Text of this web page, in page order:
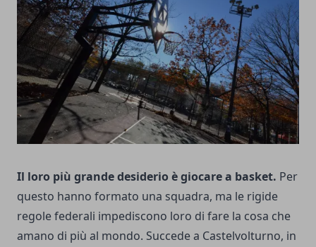
Il loro più grande desiderio è giocare a basket. Per
questo hanno formato una squadra, ma le rigide
regole federali impediscono loro di fare la cosa che
amano di più al mondo. Succede a Castelvolturno, in